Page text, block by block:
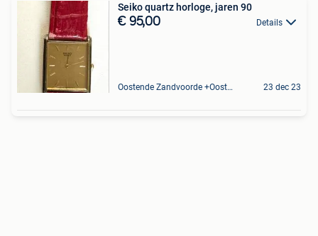
Seiko quartz horloge, jaren 90
€ 95,00 Details
Oostende Zandvoorde +Oostende 23 dec 23